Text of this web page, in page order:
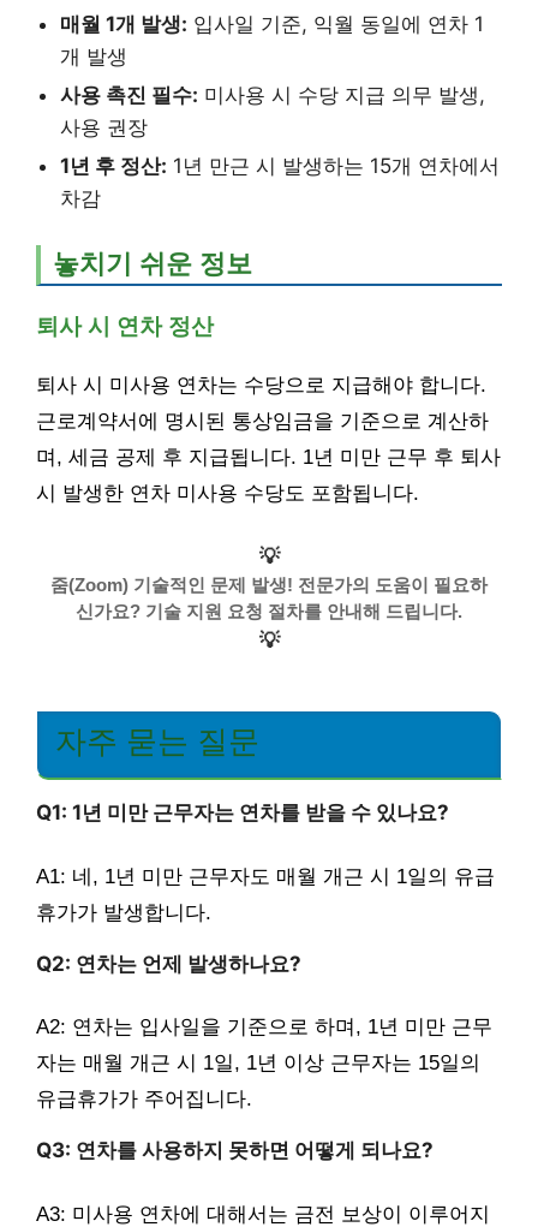
매월 1개 발생: 입사일 기준, 익월 동일에 연차 1
개 발생
사용 촉진 필수: 미사용 시 수당 지급 의무 발생,
사용 권장
1년 후 정산: 1년 만근 시 발생하는 15개 연차에서
차감
놓치기 쉬운 정보
퇴사 시 연차 정산
퇴사 시 미사용 연차는 수당으로 지급해야 합니다.
근로계약서에 명시된 통상임금을 기준으로 계산하
며, 세금 공제 후 지급됩니다. 1년 미만 근무 후 퇴사
시 발생한 연차 미사용 수당도 포함됩니다.
💡
줌(Zoom) 기술적인 문제 발생! 전문가의 도움이 필요하
신가요? 기술 지원 요청 절차를 안내해 드립니다.
💡
자주 묻는 질문
Q1: 1년 미만 근무자는 연차를 받을 수 있나요?
A1: 네, 1년 미만 근무자도 매월 개근 시 1일의 유급
휴가가 발생합니다.
Q2: 연차는 언제 발생하나요?
A2: 연차는 입사일을 기준으로 하며, 1년 미만 근무
자는 매월 개근 시 1일, 1년 이상 근무자는 15일의
유급휴가가 주어집니다.
Q3: 연차를 사용하지 못하면 어떻게 되나요?
A3: 미사용 연차에 대해서는 금전 보상이 이루어지